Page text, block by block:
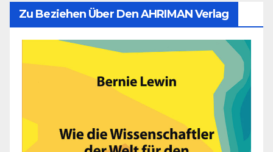
Zu Beziehen Über Den AHRIMAN Verlag